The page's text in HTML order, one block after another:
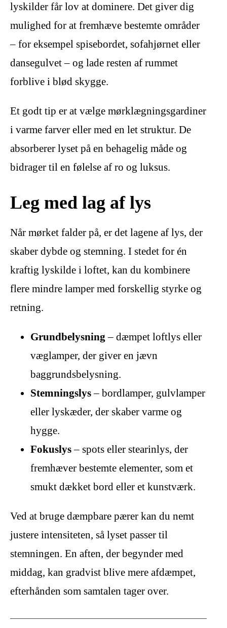
lyskilder får lov at dominere. Det giver dig
mulighed for at fremhæve bestemte områder
– for eksempel spisebordet, sofahjørnet eller
dansegulvet – og lade resten af rummet
forblive i blød skygge.
Et godt tip er at vælge mørklægningsgardiner
i varme farver eller med en let struktur. De
absorberer lyset på en behagelig måde og
bidrager til en følelse af ro og luksus.
Leg med lag af lys
Når mørket falder på, er det lagene af lys, der
skaber dybde og stemning. I stedet for én
kraftig lyskilde i loftet, kan du kombinere
flere mindre lamper med forskellig styrke og
retning.
Grundbelysning – dæmpet loftlys eller
væglamper, der giver en jævn
baggrundsbelysning.
Stemningslys– bordlamper, gulvlamper
eller lyskæder, der skaber varme og
hygge.
Fokuslys– spots eller stearinlys, der
fremhæver bestemte elementer, som et
smukt dækket bord eller et kunstværk.
Ved at bruge dæmpbare pærer kan du nemt
justere intensiteten, så lyset passer til
stemningen. En aften, der begynder med
middag, kan gradvist blive mere afdæmpet,
efterhånden som samtalen tager over.